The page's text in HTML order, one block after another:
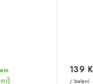
139
/ balení